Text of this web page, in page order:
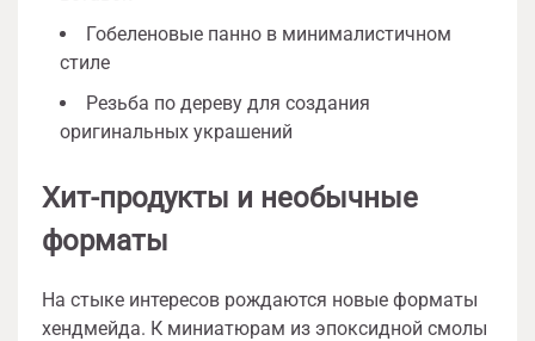
Гобеленовые панно в минималистичном
стиле
Резьба по дереву для создания
оригинальных украшений
Хит-продукты и необычные
форматы
На стыке интересов рождаются новые форматы
хендмейда. К миниатюрам из эпоксидной смолы